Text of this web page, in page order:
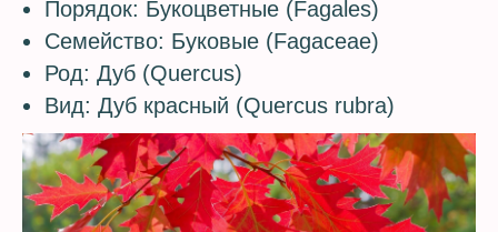
Порядок: Букоцветные (Fagales)
Семейство: Буковые (Fagaceae)
Род: Дуб (Quercus)
Вид: Дуб красный (Quercus rubra)